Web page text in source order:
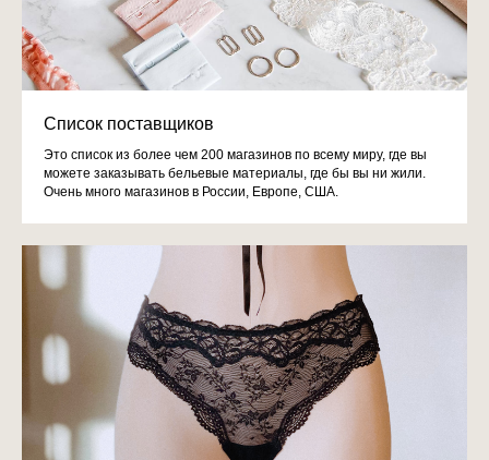
Список поставщиков
Это список из более чем 200 магазинов по всему миру, где вы
можете заказывать бельевые материалы, где бы вы ни жили.
Очень много магазинов в России, Европе, США.